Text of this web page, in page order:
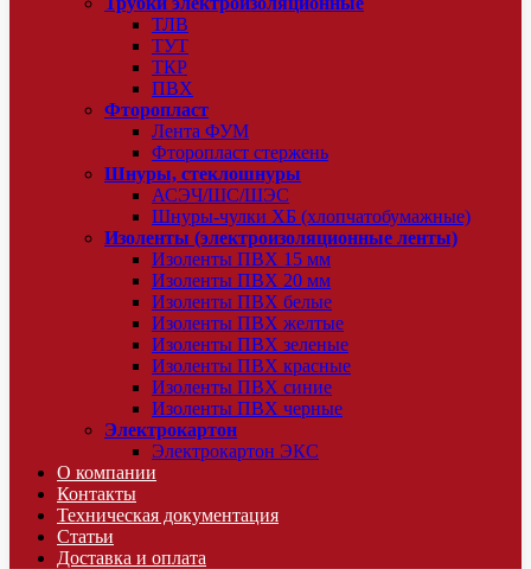
ТЛВ
ТУТ
ТКР
ПВХ
Фторопласт
Лента ФУМ
Фторопласт стержень
Шнуры, стеклошнуры
АСЭЧ/ШС/ШЭС
Шнуры-чулки ХБ (хлопчатобумажные)
Изоленты (электроизоляционные ленты)
Изоленты ПВХ 15 мм
Изоленты ПВХ 20 мм
Изоленты ПВХ белые
Изоленты ПВХ желтые
Изоленты ПВХ зеленые
Изоленты ПВХ красные
Изоленты ПВХ синие
Изоленты ПВХ черные
Электрокартон
Электрокартон ЭКС
О компании
Контакты
Техническая документация
Статьи
Доставка и оплата